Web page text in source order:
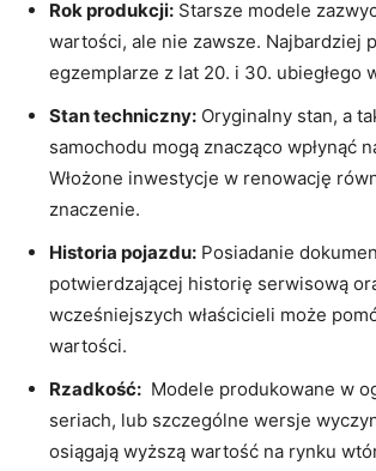
Rok produkcji: Starsze modele
wartości, ale nie zawsze. Najbardziej
egzemplarze z lat 20. i 30.‌ ubiegłego
Stan techniczny: Oryginalny​ stan, ‍a
samochodu mogą znacząco wpłynąć
Włożone‌ inwestycje w renowację
znaczenie.
Historia pojazdu: Posiadanie
potwierdzającej historię serwisową
wcześniejszych właścicieli może
wartości.
Rzadkość:
Modele produkowane‌ w
seriach, lub szczególne wersje
osiągają wyższą wartość‌ na rynku⁢